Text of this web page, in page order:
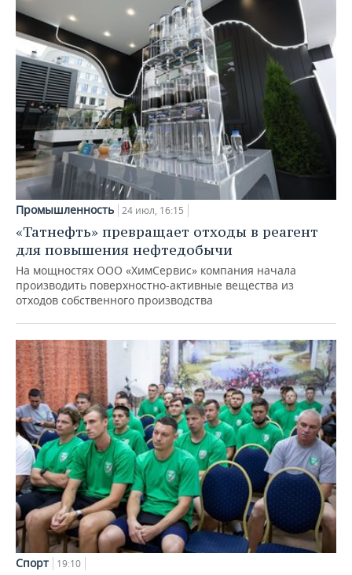
Промышленность 24 июл, 16:15
«Татнефть» превращает отходы в реагент
для повышения нефтедобычи
На мощностях ООО «ХимСервис» компания начала
производить поверхностно-активные вещества из
отходов собственного производства
Спорт 19:10